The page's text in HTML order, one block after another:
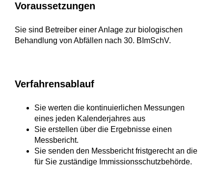
Voraussetzungen
Sie sind Betreiber einer Anlage zur biologischen
Behandlung von Abfällen nach 30. BImSchV.
Verfahrensablauf
Sie werten die kontinuierlichen Messungen
eines jeden Kalenderjahres aus
Sie erstellen über die Ergebnisse einen
Messbericht.
Sie senden den Messbericht fristgerecht an die
für Sie zuständige Immissionsschutzbehörde.